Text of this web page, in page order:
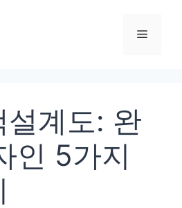
메
설계도: 완
인 5가지